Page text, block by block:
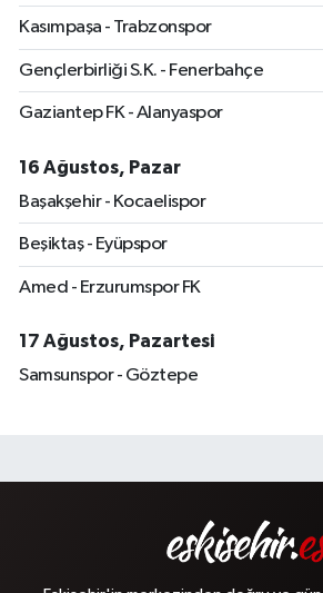
Kasımpaşa - Trabzonspor
Gençlerbirliği S.K. - Fenerbahçe
Gaziantep FK - Alanyaspor
16 Ağustos, Pazar
Başakşehir - Kocaelispor
Beşiktaş - Eyüpspor
Amed - Erzurumspor FK
17 Ağustos, Pazartesi
Samsunspor - Göztepe